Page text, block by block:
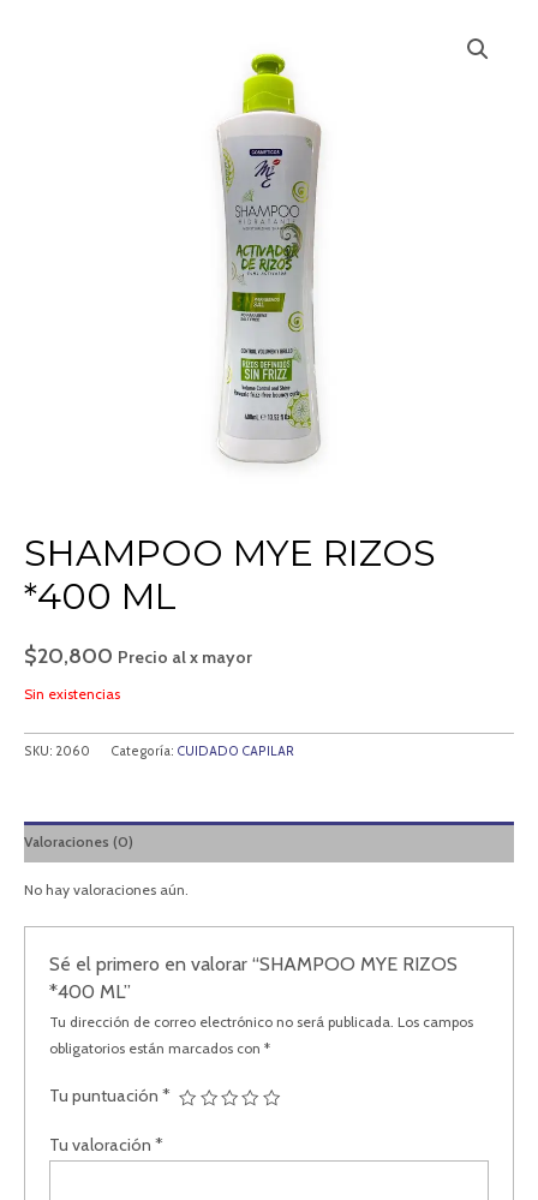
SHAMPOO MYE RIZOS
*400 ML
$20,800 Precio al x mayor
Sin existencias
SKU: 2060 Categoría: CUIDADO CAPILAR
Valoraciones (0)
No hay valoraciones aún.
Sé el primero en valorar “SHAMPOO MYE RIZOS
*400 ML”
Tu dirección de correo electrónico no será publicada. Los campos
obligatorios están marcados con*
Tu puntuación*
Tu valoración*